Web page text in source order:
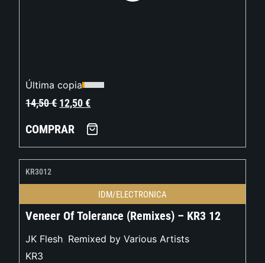
Última copia
14,50€ 12,50€
COMPRAR
KR3012
IDM/ELECTRONICA
Veneer Of Tolerance (Remixes) – KR3 12
JK Flesh, Remixed by Various Artists
KR3